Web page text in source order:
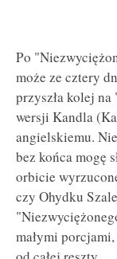
Po
może ze cztery
przyszła kolej
wersji Kandla
angielskiemu.
bez końca mogę
orbicie
czy Ohydku
małymi